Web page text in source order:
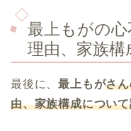
最上もがの
理由、家族構
最後に、最上もがさ
由、家族構成につい